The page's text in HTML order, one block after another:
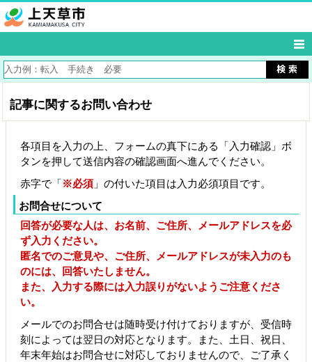
記事に関するお問い合わせ
各項目を入力の上、フォームの真下にある「入力確認」ボ
タンを押して送信内容の確認画面へ進んでください。
赤字で「※必須 」の付いた項目は入力必須項目です。
お問合せについて
回答が必要な人は、お名前、ご住所、メールアドレスを必
ず入力ください。
匿名でのご意見や、ご住所、メールアドレスが未入力のも
のには、回答いたしません。
また、入力する際には入力誤りがないようご注意くださ
い。
メールでのお問合せは随時受け付けておりますが、受信時
刻によっては翌日の対応となります。また、土日、祝日、
年末年始はお問合せに対応しておりませんので、ご了承く